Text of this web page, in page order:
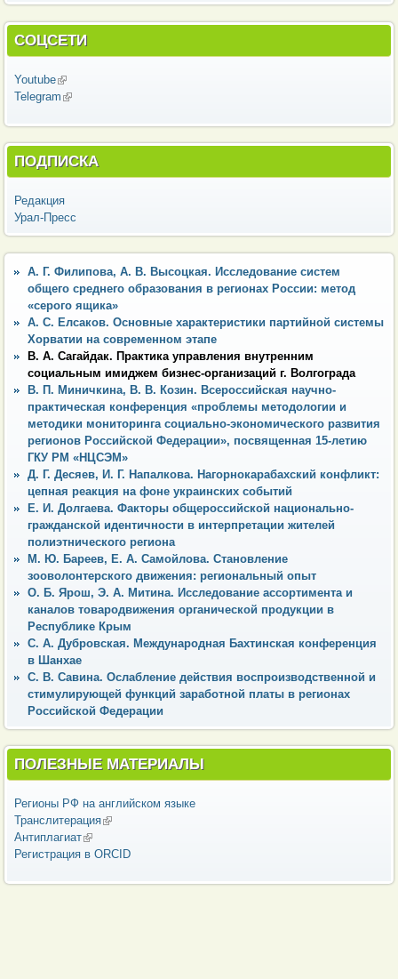
СОЦСЕТИ
Youtube(внешняя ссылка)
Telegram (внешняя ссылка)
ПОДПИСКА
Редакция
Урал-Пресс
А. Г. Филипова, А. В. Высоцкая. Исследование систем
общего среднего образования в регионах России: метод
«серого ящика»
А. С. Елсаков. Основные характеристики партийной системы
Хорватии на современном этапе
В. А. Сагайдак. Практика управления внутренним
социальным имиджем бизнес-организаций г. Волгограда
В. П. Миничкина, В. В. Козин. Всероссийская научно-
практическая конференция «проблемы методологии и
методики мониторинга социально-экономического развития
регионов Российской Федерации», посвященная 15-летию
ГКУ РМ «НЦСЭМ»
Д. Г. Десяев, И. Г. Напалкова. Нагорнокарабахский конфликт:
цепная реакция на фоне украинских событий
Е. И. Долгаева. Факторы общероссийской национально-
гражданской идентичности в интерпретации жителей
полиэтнического региона
М. Ю. Бареев, Е. А. Самойлова. Становление
зооволонтерского движения: региональный опыт
О. Б. Ярош, Э. А. Митина. Исследование ассортимента и
каналов товародвижения органической продукции в
Республике Крым
С. А. Дубровская. Международная Бахтинская конференция
в Шанхае
С. В. Савина. Ослабление действия воспроизводственной и
стимулирующей функций заработной платы в регионах
Российской Федерации
ПОЛЕЗНЫЕ МАТЕРИАЛЫ
Регионы РФ на английском языке
Транслитерация(внешняя ссылка)
Антиплагиат(внешняя ссылка)
Регистрация в ORCID